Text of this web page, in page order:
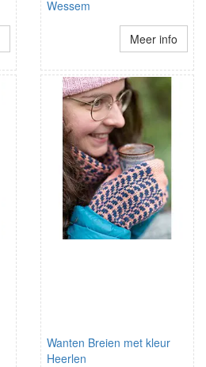
Wessem
Meer info
Wanten Breien met kleur
Heerlen